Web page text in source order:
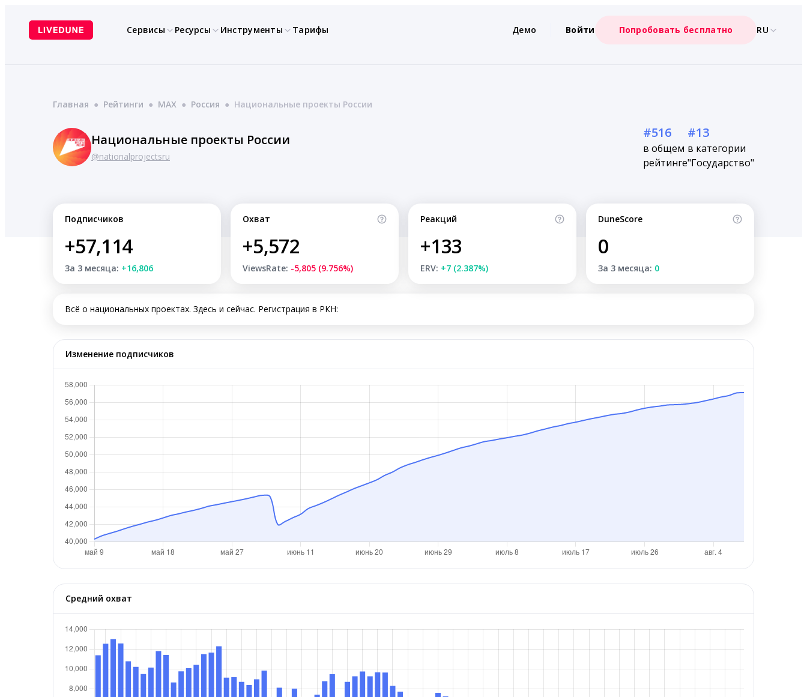
содержимому
Сервисы Ресурсы Инструменты Тарифы Демо Войти Попробовать бесплатно RU
Главная ● Рейтинги ● MAX ● Россия ● Национальные проекты России
Национальные проекты России
@nationalprojectsru
#516
в общем
рейтинге
#13
в категории
"Государство"
Подписчиков
+57,114
За 3 месяца: +16,806
Охват
+5,572
ViewsRate: -5,805 (9.756%)
Реакций
+133
ERV: +7 (2.387%)
DuneScore
0
За 3 месяца: 0
Всё о национальных проектах. Здесь и сейчас. Регистрация в РКН:
Изменение подписчиков
Средний охват